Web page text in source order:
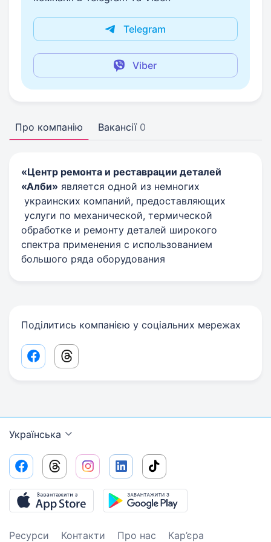
Telegram
Viber
Про компанію Вакансії 0
«Центр ремонта и реставрации деталей
«Алби» является одной из немногих
украинских компаний, предоставляющих
услуги по механической, термической
обработке и ремонту деталей широкого
спектра применения с использованием
большого ряда оборудования
Поділитись компанією у соціальних мережах
Facebook share link
Threads share link
Українська
Ресурси Контакти Про нас Кар’єра